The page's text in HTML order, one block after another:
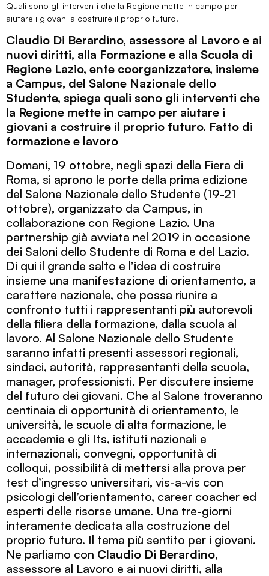
Quali sono gli interventi che la Regione mette in campo per
aiutare i giovani a costruire il proprio futuro.
Claudio Di Berardino, assessore al Lavoro e ai
nuovi diritti, alla Formazione e alla Scuola di
Regione Lazio, ente coorganizzatore, insieme
a Campus, del Salone Nazionale dello
Studente, spiega quali sono gli interventi che
la Regione mette in campo per aiutare i
giovani a costruire il proprio futuro. Fatto di
formazione e lavoro
Domani, 19 ottobre, negli spazi della Fiera di
Roma, si aprono le porte della prima edizione
del Salone Nazionale dello Studente (19-21
ottobre), organizzato da Campus, in
collaborazione con Regione Lazio. Una
partnership già avviata nel 2019 in occasione
dei Saloni dello Studente di Roma e del Lazio.
Di qui il grande salto e l’idea di costruire
insieme una manifestazione di orientamento, a
carattere nazionale, che possa riunire a
confronto tutti i rappresentanti più autorevoli
della filiera della formazione, dalla scuola al
lavoro. Al Salone Nazionale dello Studente
saranno infatti presenti assessori regionali,
sindaci, autorità, rappresentanti della scuola,
manager, professionisti. Per discutere insieme
del futuro dei giovani. Che al Salone troveranno
centinaia di opportunità di orientamento, le
università, le scuole di alta formazione, le
accademie e gli Its, istituti nazionali e
internazionali, convegni, opportunità di
colloqui, possibilità di mettersi alla prova per
test d’ingresso universitari, vis-a-vis con
psicologi dell’orientamento, career coacher ed
esperti delle risorse umane. Una tre-giorni
interamente dedicata alla costruzione del
proprio futuro. Il tema più sentito per i giovani.
Ne parliamo con Claudio Di Berardino,
assessore al Lavoro e ai nuovi diritti, alla